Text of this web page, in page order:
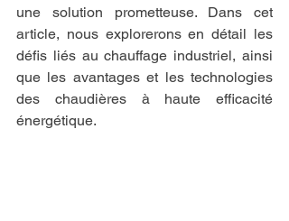
une solution prometteuse. Dans cet
article, nous explorerons en détail les
défis liés au chauffage industriel, ainsi
que les avantages et les technologies
des chaudières à haute efficacité
énergétique.